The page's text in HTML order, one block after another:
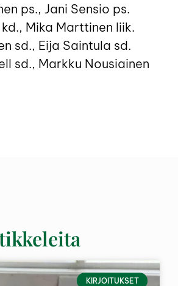
ps., Jani Sensio ps.
Mika Marttinen liik.
sd., Eija Saintula sd.
sd., Markku Nousiainen
KIRJOITUKSET